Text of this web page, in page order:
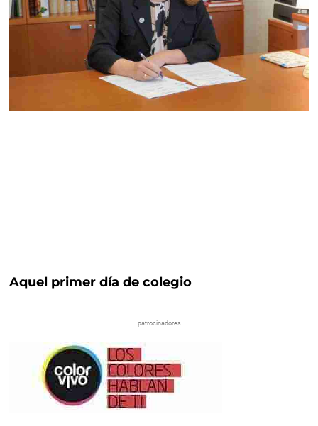
Aquel primer día de colegio
– patrocinadores –